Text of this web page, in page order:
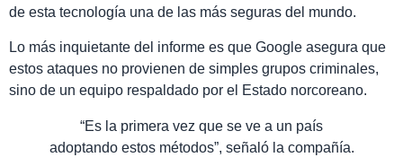
de esta tecnología una de las más seguras del mundo.
Lo más inquietante del informe es que Google asegura que
estos ataques no provienen de simples grupos criminales,
sino de un equipo respaldado por el Estado norcoreano.
“Es la primera vez que se ve a un país
adoptando estos métodos”, señaló la compañía.